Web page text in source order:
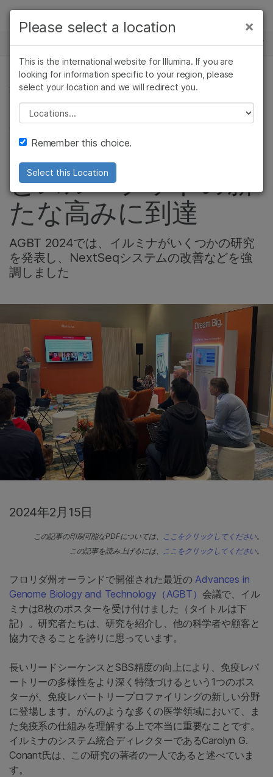
Skip to content
ソリューション
ラーニング
企業情報
サポート
お気に入りの分野を選択
ニュースセンター
遺伝性疾患と希少疾患, 微生物ゲノム, 会社情報, 製品
ベンチトップシーケ
ンサーでデータ品質
とスループットの新
たな高みに到達
AGBT 2024では、イルミナがいくつかの研究
を発表し、NextSeqシステムの改善などを強
調しました
2024年2月15日
この記事の印刷可能なPDFについては、 ここをクリックしてください。
この記事を読み上げるには、
ここをクリックしてください。
フロリダ州オーランドで開催された最近のAdvances in
Genome Biology and Technology（AGBT） 会議で、イル
ミナは8枚のポスターを受け付けました（タイトルは下
記）。研究者たちは、研究を紹介し、他の科学者や顧客と
協力できることを誇りに思っています。
長いリードシーケンスとSBS精度の向上により、免疫レパ
ートリーの多様性をより深く特徴づけるという1つのポス
ターが、免疫レパートリープロファイリングの新しい分野
に登場します。がんのような多くの医学領域において、ま
た免疫系の仕組みを理解する上で本当に重要なことです。
イルミナのシステム統合ディレクターであるCarolyn G.
Conant氏は、この研究の著者の一人であると述べていま
す。
×
Please select a location
This is the international website for Illumina. If you are
looking for information specific to your region, please
select your location and we will redirect you.
Please select a location
Remember this choice.
Select this Location
×
がん研究
微生物研究
農学研究
複雑な疾患
臨床オンコロジー
生殖医学
患研究